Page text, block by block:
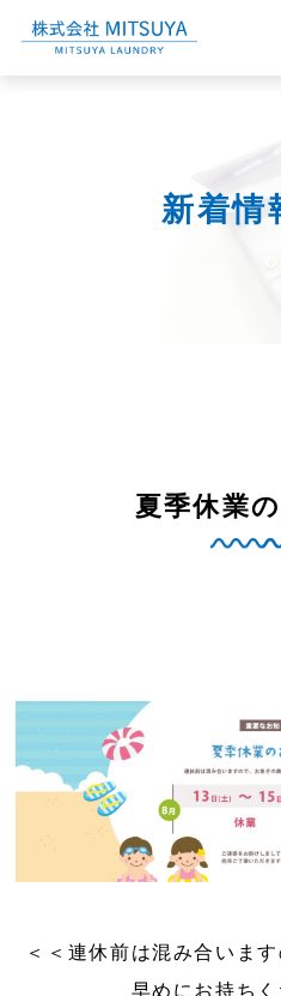
株式会
新着情
夏季休業
＜＜連休前は混み合いま
早めにお持ち